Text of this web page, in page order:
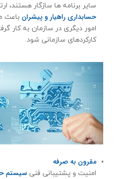
سایر برنامه ها سازگار هستند،
حسابداری راهیار و پیشرانباعث
امور دیگری در سازمان به کار
کارکردهای سازمانی شود.
مقرون به صرفه
امنیت و پشتیبانی فنی سیستم